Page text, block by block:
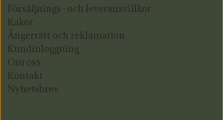
Försäljnings- och leveransvillkor
Kakor
Ångerrätt och reklamation
Kundinloggning
Om oss
Kontakt
Nyhetsbrev